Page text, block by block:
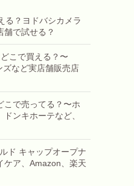
る？ヨドバシカメラ
舗で試せる？
こで買える？〜
など実店舗販売店
こで売ってる？〜ホ
ンキホーテなど、
ド キャップオープナ
ケア、Amazon、楽天